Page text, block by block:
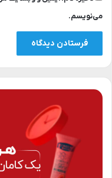
می‌نویسم.